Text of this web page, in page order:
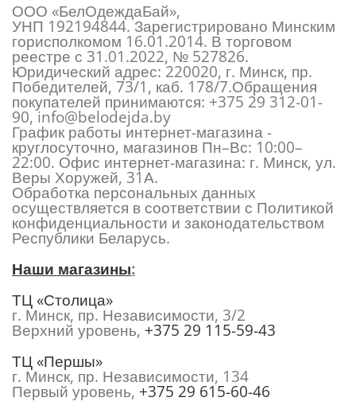
ООО «БелОдеждаБай»,
УНП 192194844. Зарегистрировано Минским
горисполкомом 16.01.2014. В торговом
реестре с 31.01.2022, № 527826.
Юридический адрес: 220020, г. Минск, пр.
Победителей, 73/1, каб. 178/7.Обращения
покупателей принимаются: +375 29 312-01-
90,info@belodejda.by
График работы интернет-магазина -
круглосуточно, магазинов Пн–Вс: 10:00–
22:00. Офис интернет-магазина: г. Минск, ул.
Веры Хоружей, 31А.
Обработка персональных данных
осуществляется в соответствии с Политикой
конфиденциальности и законодательством
Республики Беларусь.
Наши магазины:
ТЦ «Столица»
г. Минск, пр. Независимости, 3/2
Верхний уровень, +375 29 115-59-43
ТЦ «Першы»
г. Минск, пр. Независимости, 134
Первый уровень, +375 29 615-60-46